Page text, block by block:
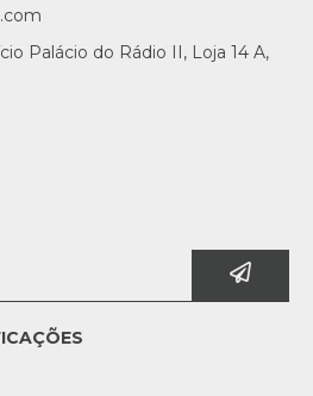
Palácio do Rádio II, Loja 14 A,